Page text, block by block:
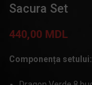
Sacura Set
440,00 MDL
Componența setului: